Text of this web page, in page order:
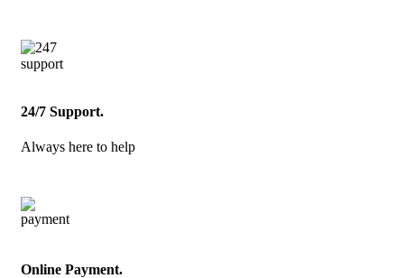
24/7 Support.
Always here to help
Online Payment.